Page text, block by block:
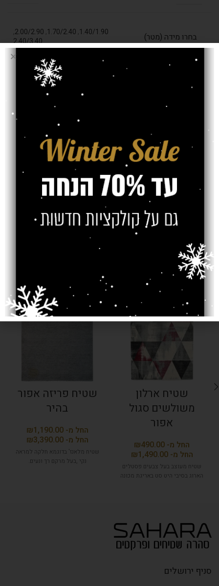
בחרו מידה (מטר) 1.40/1.90
,
1.70/2.40
,
2.00/2.90
,
2.40/3.40
צרו קשר
מוצרים קשורים
שטיח ארלון
משולשים סגול
אפור
₪
₪
שטיח מעוצב בעל צבעים פסטלים
הארוג בסיבי היט סט באריגת מכונה
שטיח פריזה אפור
בהיר
₪
₪
שטיח מלאנז' בדוגמא חלקה למראה
נקי ,בעל מרקם רך ונעים.
סניף ירושלים